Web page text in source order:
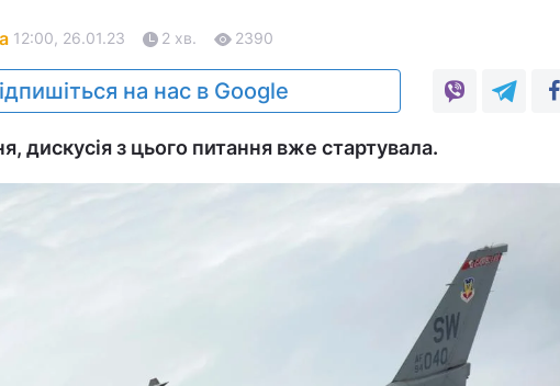
12:00, 26.01.23 2 хв. 2390
на нас в Google
дискусія з цього питання вже стартувала.